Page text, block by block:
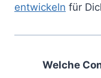
entwickeln für
Welche